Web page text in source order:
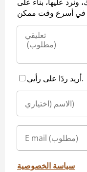
عليها، بناء على
أريد ردًا على رأيي.
سياسة الخصوصية